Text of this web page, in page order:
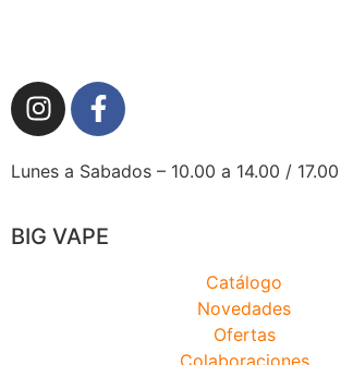
Lunes a Sabados – 10.00 a 14.00 /
BIG VAPE
Catálogo
Novedades
Ofertas